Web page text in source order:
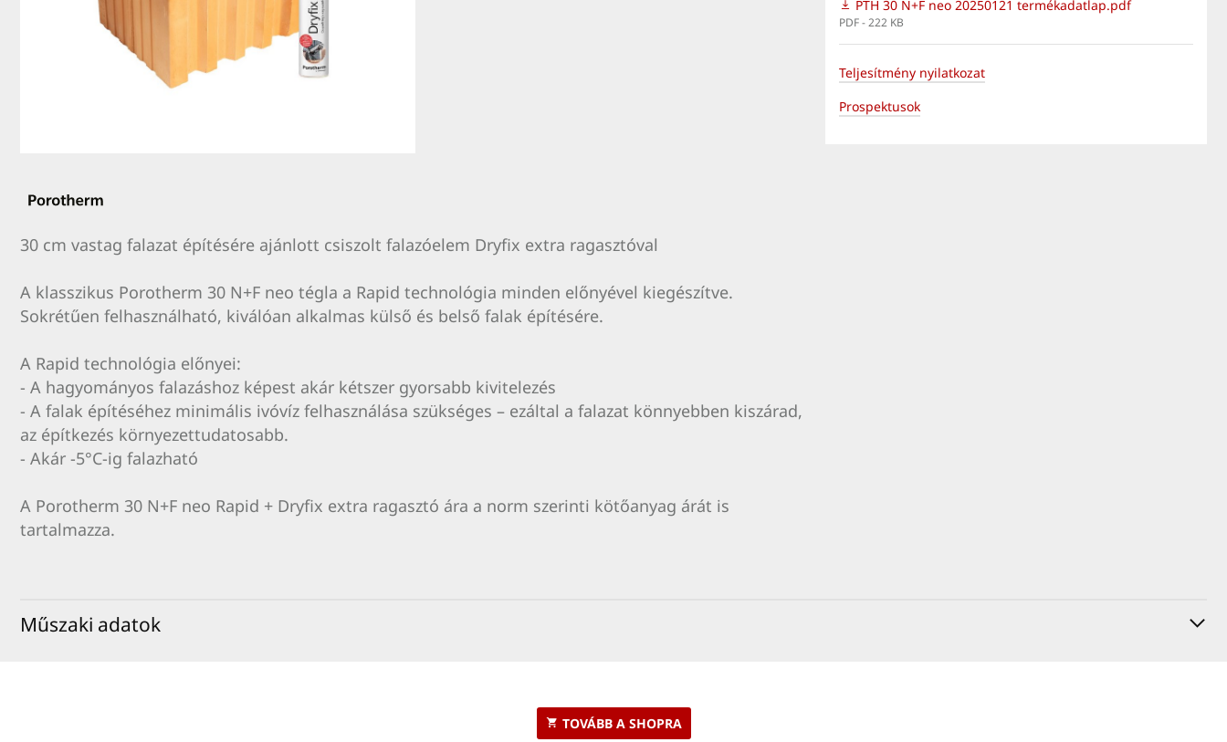
30 cm vastag falazat építésére ajánlott csiszolt falazóelem Dryfix extra ragasztóval
A klasszikus Porotherm 30 N+F neo tégla a Rapid technológia minden előnyével kiegészítve.
Sokrétűen felhasználható, kiválóan alkalmas külső és belső falak építésére.
A Rapid technológia előnyei:
- A hagyományos falazáshoz képest akár kétszer gyorsabb kivitelezés
- A falak építéséhez minimális ivóvíz felhasználása szükséges – ezáltal a falazat könnyebben kiszárad,
az építkezés környezettudatosabb.
- Akár -5°C-ig falazható
A Porotherm 30 N+F neo Rapid + Dryfix extra ragasztó ára a norm szerinti kötőanyag árát is
tartalmazza.
PTH 30 N+F neo 20250121 termékadatlap.pdf
PDF - 222 KB
Teljesítmény nyilatkozat
Prospektusok
Műszaki adatok
TOVÁBB A SHOPRA